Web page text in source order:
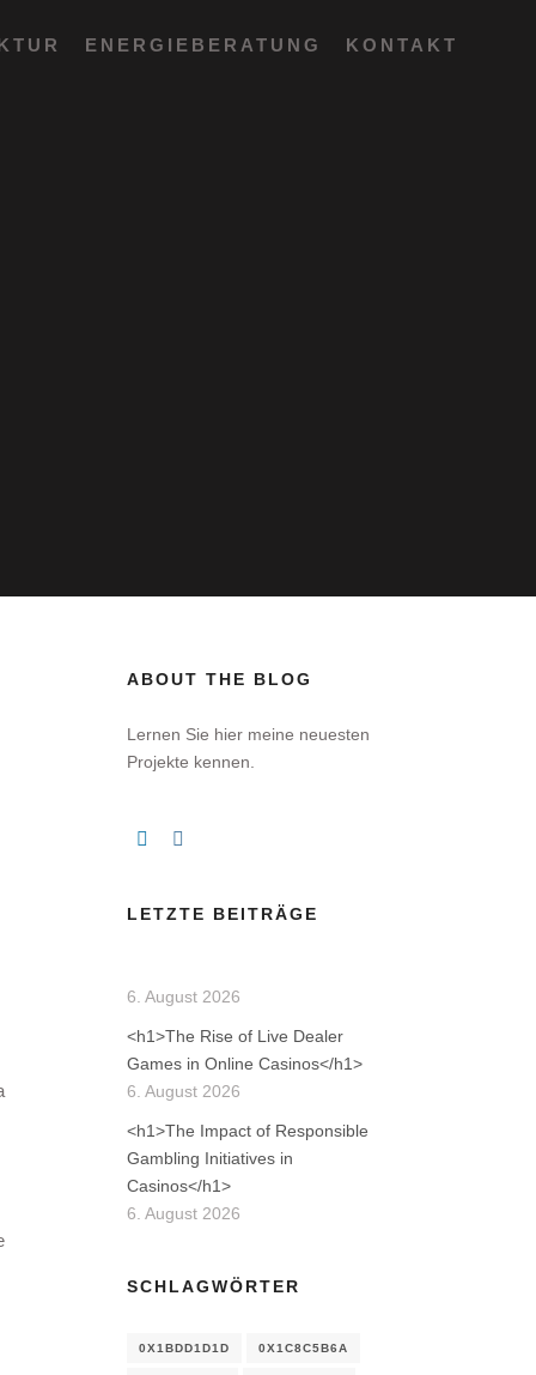
ENERGIEBERATUNG KONTAKT
ABOUT THE BLOG
Lernen Sie hier meine neuesten
Projekte kennen.
LETZTE BEITRÄGE
6. August 2026
<h1>The Rise of Live Dealer
Games in Online Casinos</h1>
6. August 2026
<h1>The Impact of Responsible
Gambling Initiatives in
Casinos</h1>
6. August 2026
SCHLAGWÖRTER
0X1BDD1D1D 0X1C8C5B6A